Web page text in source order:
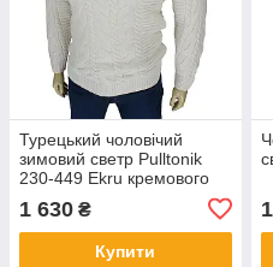
Турецький чоловічий
зимовий светр Pulltonik
230-449 Ekru кремового
розмірах
1 630 ₴
Купити